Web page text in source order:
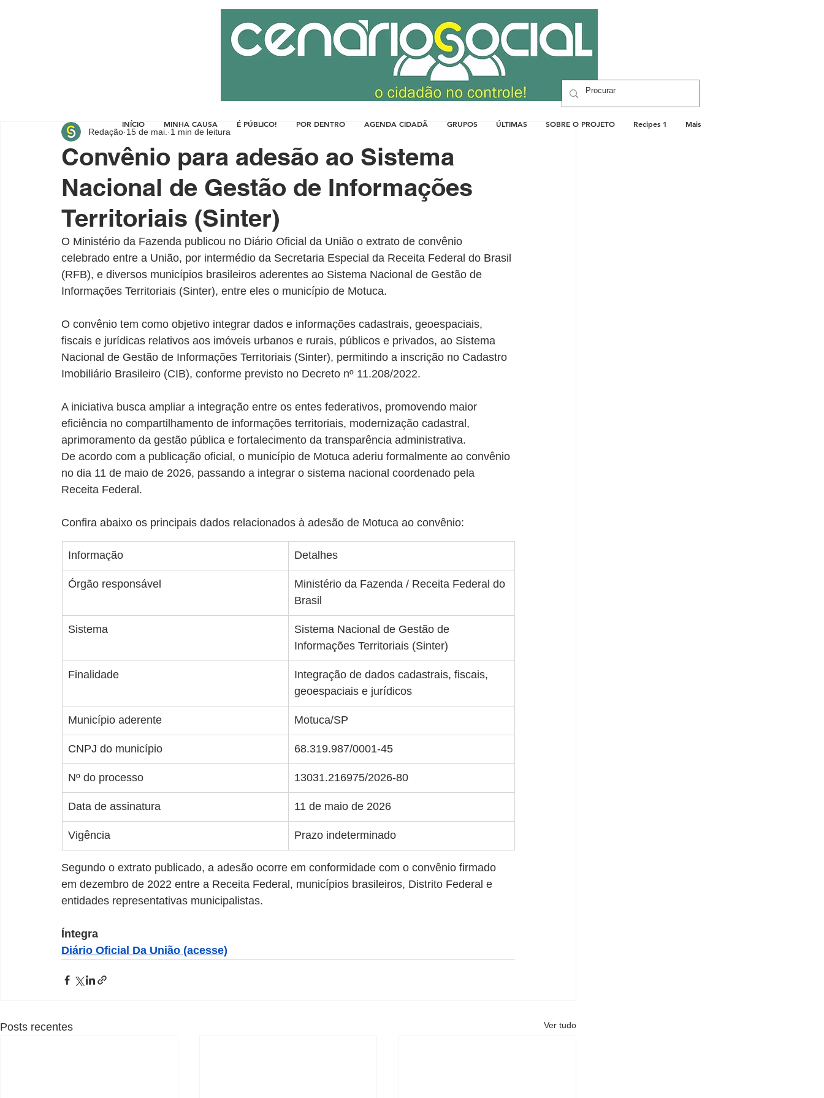
Convênio para adesão ao Sistema
Nacional de Gestão de Informações
Territoriais (Sinter)
Redação 15 de mai. 1 min de leitura
O Ministério da Fazenda publicou no Diário Oficial da União o extrato de convênio
celebrado entre a União, por intermédio da Secretaria Especial da Receita Federal do Brasil
(RFB), e diversos municípios brasileiros aderentes ao Sistema Nacional de Gestão de
Informações Territoriais (Sinter), entre eles o município de Motuca.
O convênio tem como objetivo integrar dados e informações cadastrais, geoespaciais,
fiscais e jurídicas relativos aos imóveis urbanos e rurais, públicos e privados, ao Sistema
Nacional de Gestão de Informações Territoriais (Sinter), permitindo a inscrição no Cadastro
Imobiliário Brasileiro (CIB), conforme previsto no Decreto nº 11.208/2022.
A iniciativa busca ampliar a integração entre os entes federativos, promovendo maior
eficiência no compartilhamento de informações territoriais, modernização cadastral,
aprimoramento da gestão pública e fortalecimento da transparência administrativa.
De acordo com a publicação oficial, o município de Motuca aderiu formalmente ao convênio
no dia 11 de maio de 2026, passando a integrar o sistema nacional coordenado pela
Receita Federal.
Confira abaixo os principais dados relacionados à adesão de Motuca ao convênio:
Informação Detalhes
Órgão responsável
Ministério da Fazenda / Receita Federal do
Brasil
Sistema
Sistema Nacional de Gestão de
Informações Territoriais (Sinter)
Finalidade
Integração de dados cadastrais, fiscais,
geoespaciais e jurídicos
Município aderente Motuca/SP
CNPJ do município 68.319.987/0001-45
Nº do processo 13031.216975/2026-80
Data de assinatura 11 de maio de 2026
Vigência Prazo indeterminado
Segundo o extrato publicado, a adesão ocorre em conformidade com o convênio firmado
em dezembro de 2022 entre a Receita Federal, municípios brasileiros, Distrito Federal e
entidades representativas municipalistas.
Íntegra
Diário Oficial Da União (acesse)
Posts recentes Ver tudo
INÍCIO MINHA CAUSA É PÚBLICO! POR DENTRO AGENDA CIDADÃ GRUPOS ÚLTIMAS SOBRE O PROJETO Recipes 1 Mais